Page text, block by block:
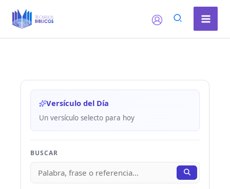
Versículo del Día
Un versículo selecto para hoy
BUSCAR